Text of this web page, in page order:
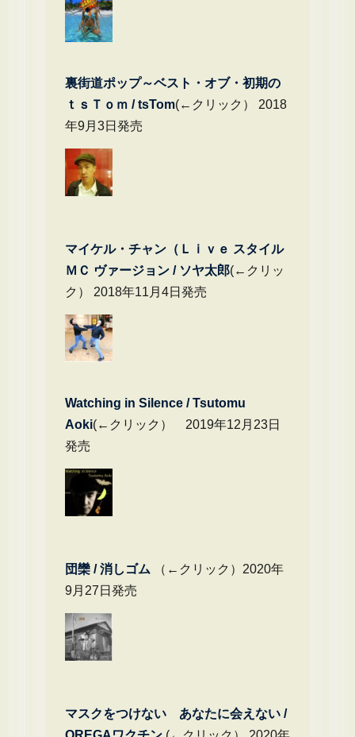
裏街道ポップ～ベスト・オブ・初期の
ｔｓＴｏｍ / tsTom(←クリック） 2018
年9月3日発売
マイケル・チャン（Ｌｉｖｅ スタイル
ＭＣ ヴァージョン / ソヤ太郎(←クリッ
ク） 2018年11月4日発売
Watching in Silence / Tsutomu
Aoki(←クリック） 2019年12月23日
発売
団欒 / 消しゴム （←クリック）2020年
9月27日発売
マスクをつけない あなたに会えない /